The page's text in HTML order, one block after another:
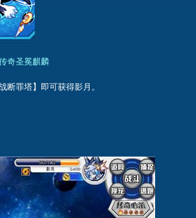
奇圣冕麒麟
罪塔】即可获得影月。